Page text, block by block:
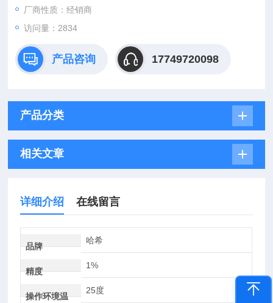
厂商性质：经销商
访问量：2834
产品咨询 17749720098
产品分类
相关文章
详细介绍 在线留言
品牌
哈希
精度
1%
操作环境温
25度